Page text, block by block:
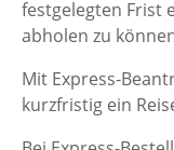
festgelegten Frist
abholen zu
Mit Express-
kurzfristig ein